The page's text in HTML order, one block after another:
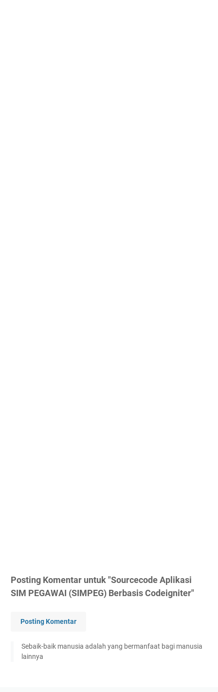
Posting Komentar untuk "Sourcecode Aplikasi
SIM PEGAWAI (SIMPEG) Berbasis Codeigniter"
Posting Komentar
Sebaik-baik manusia adalah yang bermanfaat bagi manusia
lainnya